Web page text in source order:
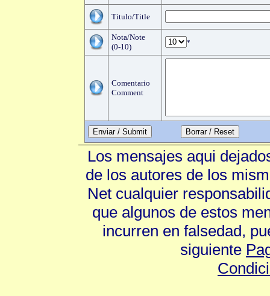
Titulo/Title
Nota/Note
(0-10)
*
Comentario
Comment
Enviar / Submit
Los mensajes aqui
de los autores de los
Net cualquier
que algunos de estos
incurren en falsedad,
siguiente